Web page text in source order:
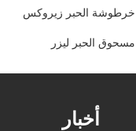
خرطوشة الحبر زيروكس
مسحوق الحبر ليزر
أخبار